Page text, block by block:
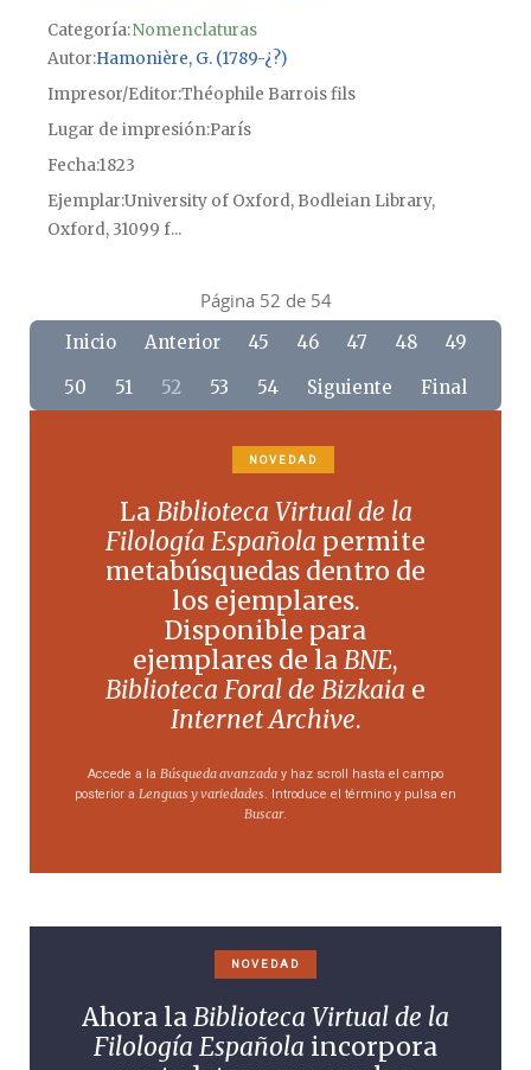
Categoría:Nomenclaturas
Autor Hamonière, G. (1789-¿?)
Impresor/Editor Théophile Barrois fils
Lugar de impresiónParís
Fecha1823
Ejemplar University of Oxford, Bodleian Library,
Oxford, 31099 f...
Página 52 de 54
Inicio Anterior 45 46 47 48
49
50
51 52 53 54 Siguiente Final
NOVEDAD
LaBiblioteca Virtual de la
Filología Española permite
metabúsquedas dentro de
los ejemplares.
Disponible para
ejemplares de laBNE,
Biblioteca Foral de Bizkaia e
Internet Archive.
Accede a la Búsqueda avanzada y haz scroll hasta el campo
posterior a Lenguas y variedades. Introduce el término y pulsa en
Buscar.
NOVEDAD
Ahora laBiblioteca Virtual de la
Filología Española incorpora